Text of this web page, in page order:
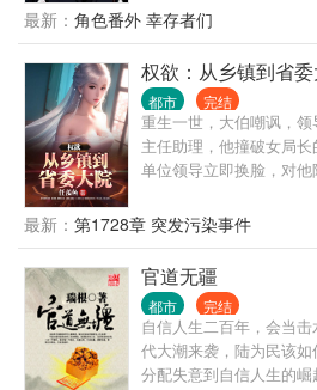
自己当人。” “？” ... 自
人的程实。 什么，你没
没被我骗过。 很快，你
为推广。 无系统，不无
最新： 角色番外 幸存者们
权欲：从乡镇到省
都市 完结
重生一世，大伯嘲讽，
主任助理，他撞破女局
单位领导立即换脸，对他
最新： 第1728章 突发污染事件
官道无疆
都市 完结
自信人生二百年，会当
代大潮来袭，陆为民该
分配失意到自信人生的